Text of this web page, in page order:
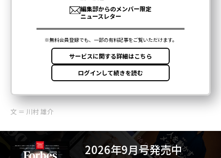
文 ＝ 川村 雄介
2026年9月号発売中